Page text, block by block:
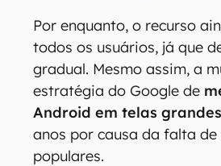
Por enquanto, o recurso
todos os usuários, já que
gradual. Mesmo assim, a
estratégia do Google de
Android em telas grandes
anos por causa da falta
populares.